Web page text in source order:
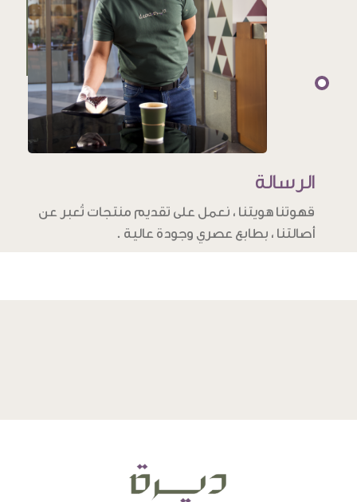
الرسالة
قهوتنا هويتنا ، نعمل على تقديم منتجات تُعبر عن
أصالتنا ، بطابع عصري وجودة عالية .